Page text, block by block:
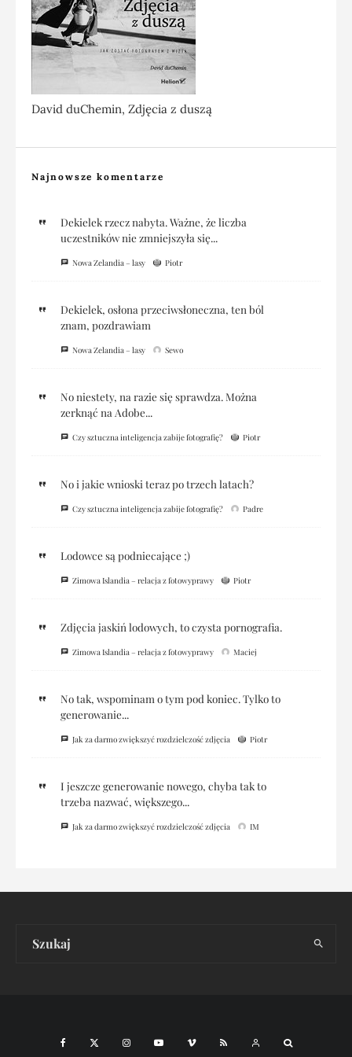
David duChemin, Zdjęcia z duszą
Najnowsze komentarze
Dekielek rzecz nabyta. Ważne, że liczba
uczestników nie zmniejszyła się...
Nowa Zelandia – lasy Piotr
Dekielek, osłona przeciwsłoneczna, ten ból
znam, pozdrawiam
Nowa Zelandia – lasy Sewo
No niestety, na razie się sprawdza. Można
zerknąć na Adobe...
Czy sztuczna inteligencja zabije fotografię? Piotr
No i jakie wnioski teraz po trzech latach?
Czy sztuczna inteligencja zabije fotografię? Padre
Lodowce są podniecające ;)
Zimowa Islandia – relacja z fotowyprawy Piotr
Zdjęcia jaskiń lodowych, to czysta pornografia.
Zimowa Islandia – relacja z fotowyprawy Maciej
No tak, wspominam o tym pod koniec. Tylko to
generowanie...
Jak za darmo zwiększyć rozdzielczość zdjęcia Piotr
I jeszcze generowanie nowego, chyba tak to
trzeba nazwać, większego...
Jak za darmo zwiększyć rozdzielczość zdjęcia IM